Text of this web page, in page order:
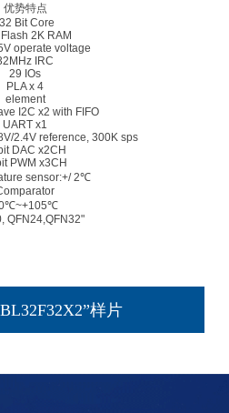
优势特点
Bit Core
2K RAM
operate voltage
IRC
29 IOs
PLA x 4
element
I2C x2 with FIFO
UART x1
2.4V reference, 300K sps
DAC x2CH
PWM x3CH
sensor:+/ 2℃
QFN24,QFN32"
样片